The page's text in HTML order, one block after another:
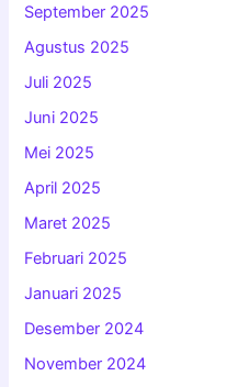
September 2025
Agustus 2025
Juli 2025
Juni 2025
Mei 2025
April 2025
Maret 2025
Februari 2025
Januari 2025
Desember 2024
November 2024